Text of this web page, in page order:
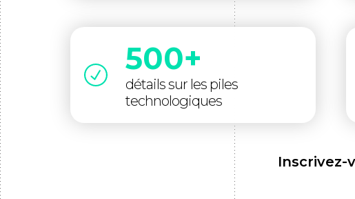
500+
détails sur les piles
technologiques
Inscrivez-